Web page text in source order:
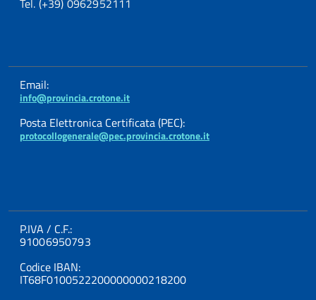
Tel. (+39) 0962952111
Email:
info@provincia.crotone.it
Posta Elettronica Certificata (PEC):
protocollogenerale@pec.provincia.crotone.it
P.IVA / C.F.:
91006950793
Codice IBAN:
IT68F0100522200000000218200